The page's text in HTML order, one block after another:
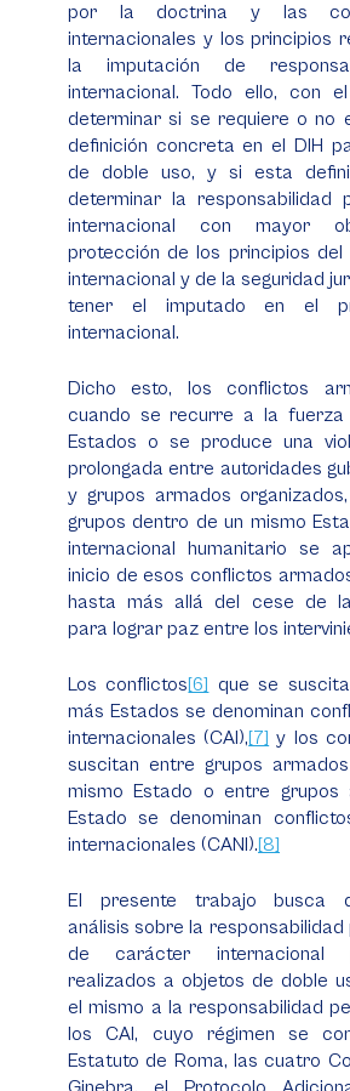
por la doctrina y las
internacionales y los principios
la imputación de
internacional. Todo ello, con
determinar si se requiere o no
definición concreta en el DIH
de doble uso, y si esta
determinar la responsabilidad
internacional con mayor
protección de los principios del
internacional y de la seguridad
tener el imputado en el
internacional.
Dicho esto, los conflictos
cuando se recurre a la fuerza
Estados o se produce una
prolongada entre autoridades
y grupos armados
grupos dentro de un mismo
internacional humanitario se
inicio de esos conflictos
hasta más allá del cese de
para lograr paz entre los
Los conflictos[6] que se
más Estados se denominan
internacionales (CAI),[7] y los
suscitan entre grupos
mismo Estado o entre grupos
Estado se denominan
internacionales (CANI).[8]
El presente trabajo busca
análisis sobre la responsabilidad
de carácter internacional
realizados a objetos de doble
el mismo a la responsabilidad
los CAI, cuyo régimen se
Estatuto de Roma, las cuatro